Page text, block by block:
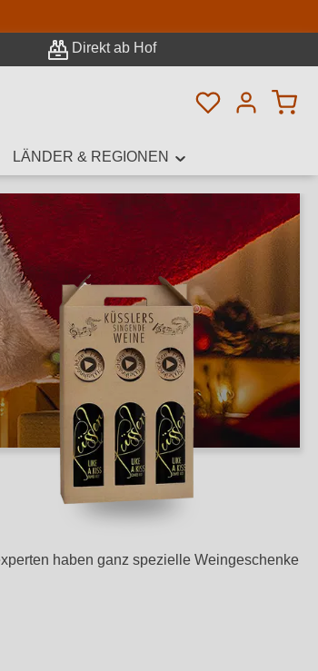
Direkt ab Hof
Du hast 0
LÄNDER & REGIONEN
haben ganz spezielle Weingeschenke